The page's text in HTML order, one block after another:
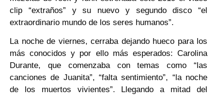
clip “extraños” y su nuevo y segundo disco “el
extraordinario mundo de los seres humanos”.
La noche de viernes, cerraba dejando hueco para los
más conocidos y por ello más esperados: Carolina
Durante, que comenzaba con temas como “las
canciones de Juanita”, “falta sentimiento”, “la noche
de los muertos vivientes”. Llegando a mitad del